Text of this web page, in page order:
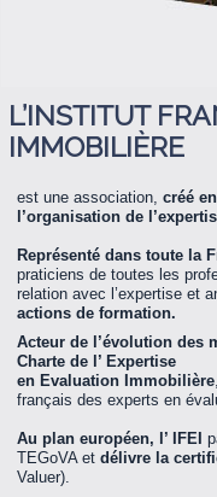
L’INSTITUT
IMMOBILIÈRE
est une association, créé
l’organisation de
Représenté dans toute la
praticiens de toutes les
relation avec l’expertise et
actions de formation.
Acteur de l’évolution des
Charte de l’ Expertise
en Evaluation Immobilière
français des experts en
Au plan européen, l’ IFEI
TEGoVA et délivre la
Valuer).